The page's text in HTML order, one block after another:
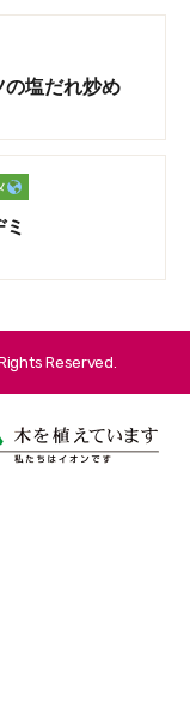
の塩だれ炒め
Reserved.